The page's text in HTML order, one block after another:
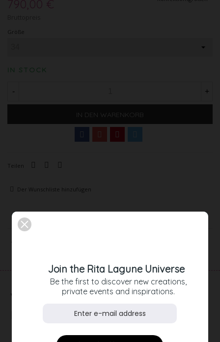
790,00 €
Größe
IN STOCK
- +
IN DEN WARENKORB
Teilen
Der Wunschliste hinzufügen
Beschreibung
Artikeldetails
RELATED
Join the Rita Lagune Universe
Be the first to discover new creations,
private events and inspirations.